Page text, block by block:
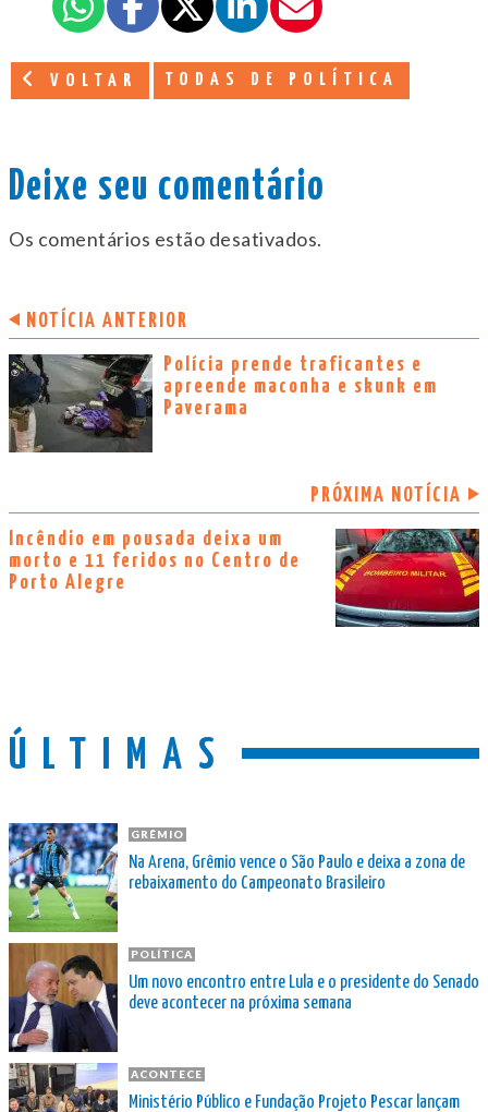
VOLTAR TODAS DE POLÍTICA
Deixe seu comentário
Os comentários estão desativados.
NOTÍCIA ANTERIOR
Polícia prende traficantes e
apreende maconha e skunk em
Paverama
PRÓXIMA NOTÍCIA
Incêndio em pousada deixa um
morto e 11 feridos no Centro de
Porto Alegre
ÚLTIMAS
GRÊMIO
Na Arena, Grêmio vence o São Paulo e deixa a zona de
rebaixamento do Campeonato Brasileiro
POLÍTICA
Um novo encontro entre Lula e o presidente do Senado
deve acontecer na próxima semana
ACONTECE
Ministério Público e Fundação Projeto Pescar lançam